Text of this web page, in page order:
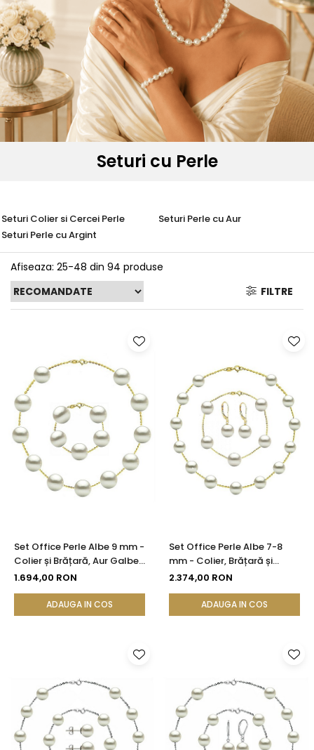
Seturi Perle cu Argint
Brățări cu Perle
Pandantive cu Perle
Brose cu Perle
Seturi cu Perle
Seturi Colier si Cercei Perle
Seturi Perle cu Aur
Seturi Perle cu Argint
Afiseaza: 25-48 din 94 produse
FILTRE
Set Office Perle Albe 9 mm -
Colier și Brățară, Aur Galben
14K | KASKADDA®
1.694,00 RON
ADAUGA IN COS
Set Office Perle Albe 7-8
mm - Colier, Brățară și
Cercei, Aur Galben 14K |
2.374,00 RON
ADAUGA IN COS